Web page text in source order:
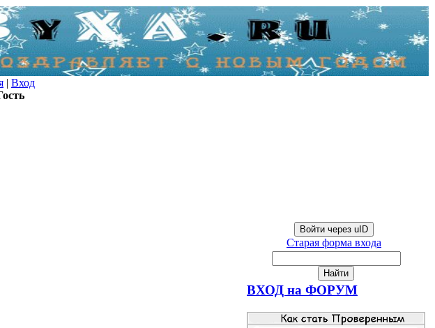
| Вход
Войти через uID
Старая форма входа
ВХОД на ФОРУМ